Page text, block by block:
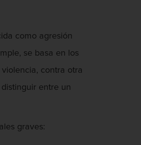
como agresión
se basa en los
contra otra
entre un
graves: